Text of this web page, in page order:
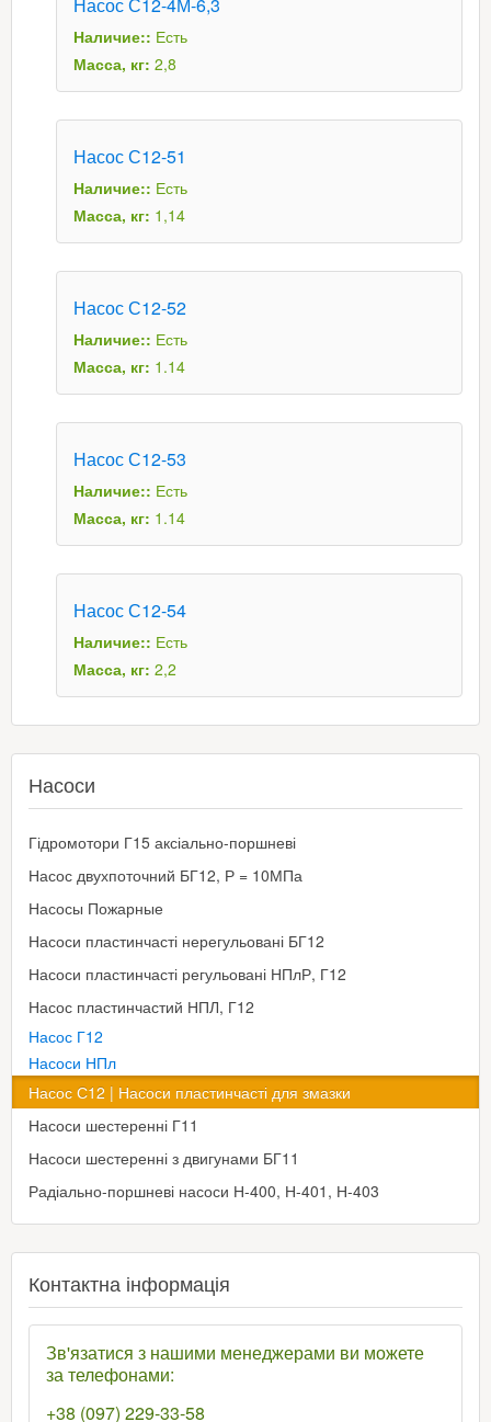
Наличие:: Есть
Масса, кг: 2,8
Насос С12-51
Наличие:: Есть
Масса, кг: 1,14
Насос С12-52
Наличие:: Есть
Масса, кг: 1.14
Насос С12-53
Наличие:: Есть
Масса, кг: 1.14
Насос С12-54
Наличие:: Есть
Масса, кг: 2,2
Насоси
Гідромотори Г15 аксіально-поршневі
Насос двухпоточний БГ12, Р = 10МПа
Насосы Пожарные
Насоси пластинчасті нерегульовані БГ12
Насоси пластинчасті регульовані НПлР, Г12
Насос пластинчастий НПЛ, Г12
Насос Г12
Насоси НПл
Насос С12 | Насоси пластинчасті для змазки
Насоси шестеренні Г11
Насоси шестеренні з двигунами БГ11
Радіально-поршневі насоси Н-400, Н-401, Н-403
Контактна інформація
Зв'язатися з нашими менеджерами ви можете
за телефонами:
+38 (097) 229-33-58